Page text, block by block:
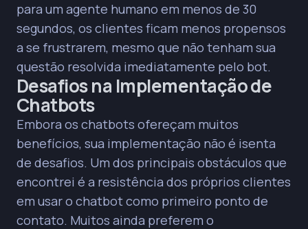
para um agente humano em menos de 30
segundos, os clientes ficam menos propensos
a se frustrarem, mesmo que não tenham sua
questão resolvida imediatamente pelo bot.
Desafios na Implementação de
Chatbots
Embora os chatbots ofereçam muitos
benefícios, sua implementação não é isenta
de desafios. Um dos principais obstáculos que
encontrei é a resistência dos próprios clientes
em usar o chatbot como primeiro ponto de
contato. Muitos ainda preferem o